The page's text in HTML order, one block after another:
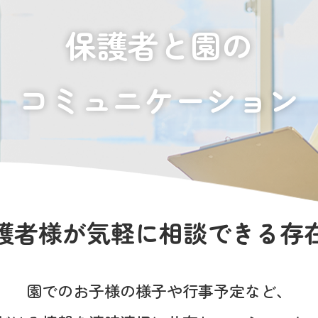
保護者と園の
コミュニケーション
者様が気軽に相談できる存
園でのお子様の様子や行事予定など、